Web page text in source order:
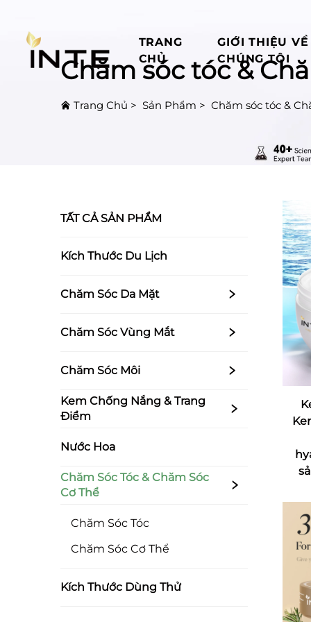
TRANG
CHỦ
GIỚI THIỆU VỀ
CHÚNG TÔI
Chăm sóc tóc &
Trang Chủ > Sản Phẩm > Chăm sóc tóc &
TẤT CẢ SẢN PHẨM
Kích Thước Du Lịch
Chăm Sóc Da Mặt
Chăm Sóc Vùng Mắt
Chăm Sóc Môi
Kem Chống Nắng & Trang
Điểm
Nước Hoa
Chăm Sóc Tóc & Chăm Sóc
Cơ Thể
Chăm Sóc Tóc
Chăm Sóc Cơ Thể
Kích Thước Dùng Thử